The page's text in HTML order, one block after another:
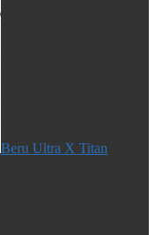
Beru Ultra X Titan